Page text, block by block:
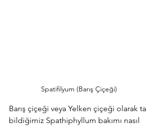
Spatifilyum (Barış Çiçeği)
Barış çiçeği veya Yelken çiçeği olarak ta
bildiğimiz Spathiphyllum bakımı nasıl